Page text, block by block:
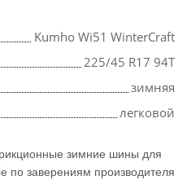
Kumho Wi51 WinterCraft
225/45 R17 94T
зимняя
легковой
зимние шины для
по заверениям производителя